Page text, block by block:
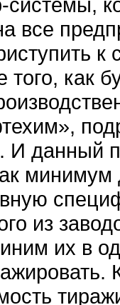
все
к
как
И данный
из
их в